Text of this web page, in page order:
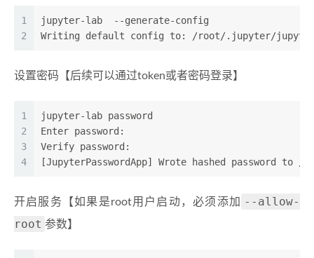
1
2
jupyter-lab  --generate-config
Writing default config to: /root/.jupyter/
设置密码【后续可以通过token或者密码登录】
1
2
3
4
jupyter-lab password
Enter password:
Verify password:
[JupyterPasswordApp] Wrote hashed password
开启服务【如果是root用户启动，必须添加 --allow-
root 参数】